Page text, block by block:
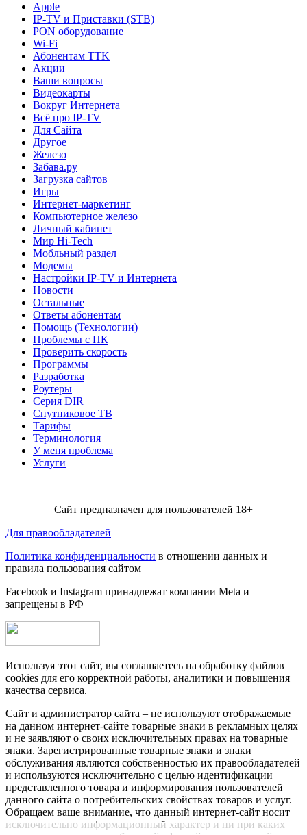
Apple
IP-TV и Приставки (STB)
PON оборудование
Wi-Fi
Абонентам TTK
Акции
Ваши вопросы
Видеокарты
Вокруг Интернета
Всё про IP-TV
Для Сайта
Другое
Железо
Забава.ру
Загрузка сайтов
Игры
Интернет-маркетинг
Компьютерное железо
Личный кабинет
Мир Hi-Tech
Мобльный раздел
Модемы
Настройки IP-TV и Интернета
Новости
Остальные
Ответы абонентам
Помощь (Технологии)
Проблемы с ПК
Проверить скорость
Программы
Разработка
Роутеры
Серия DIR
Спутниковое ТВ
Тарифы
Терминология
У меня проблема
Услуги
Сайт предназначен для пользователей 18+
Для правообладателей
Политика конфиденциальности в отношении данных и
правила пользования сайтом
Facebook и Instagram принадлежат компании Metа и
запрещены в РФ
Используя этот сайт, вы соглашаетесь на обработку файлов
cookies для его корректной работы, аналитики и повышения
качества сервиса.
Сайт и администратор сайта – не используют отображаемые
на данном интернет-сайте товарные знаки в рекламных целях
и не заявляют о своих исключительных правах на товарные
знаки. Зарегистрированные товарные знаки и знаки
обслуживания являются собственностью их правообладателей
и используются исключительно с целью идентификации
представленного товара и информирования пользователей
данного сайта о потребительских свойствах товаров и услуг.
Обращаем ваше внимание, что данный интернет-сайт носит
исключительно информационный характер и ни при каких